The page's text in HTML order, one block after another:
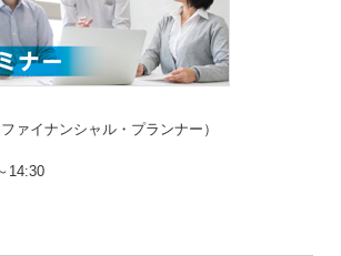
ナンシャル・プランナー）
14:30